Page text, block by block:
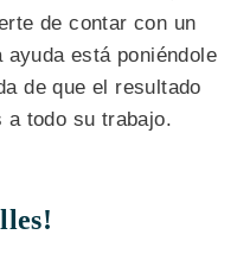
de contar con un
está poniéndole
de que el resultado
todo su trabajo.